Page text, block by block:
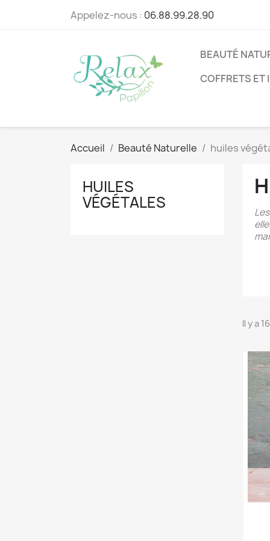
Appelez-nous : 06.88.99.28.90
BEAUTÉ
COFFRETS ET
Accueil Beauté Naturelle huiles
HUILES
VÉGÉTALES
Il y a